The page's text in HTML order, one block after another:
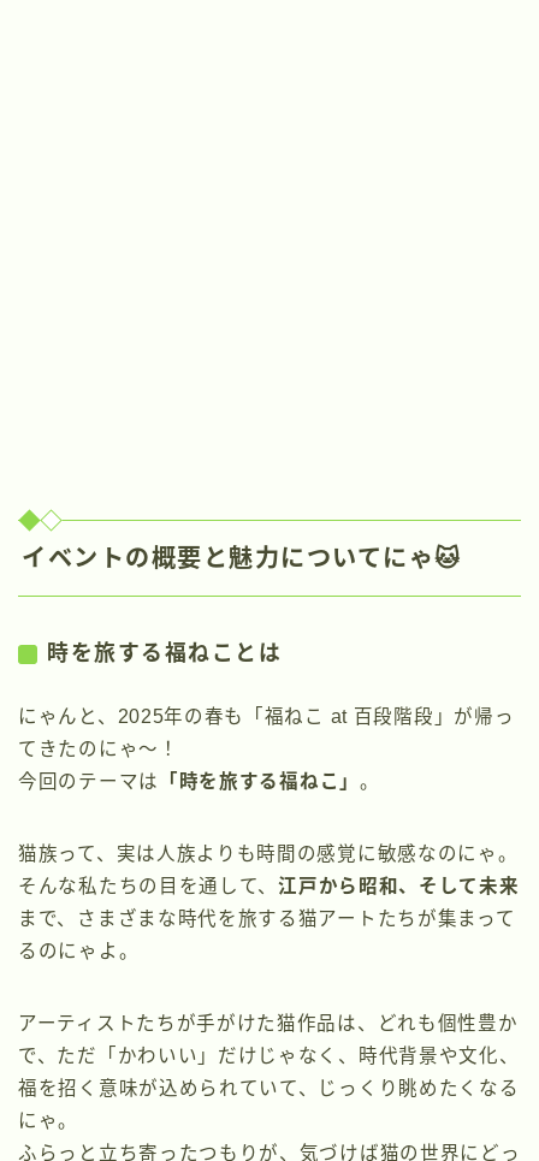
イベントの概要と魅力についてにゃ🐱
時を旅する福ねことは
にゃんと、2025年の春も「福ねこ at 百段階段」が帰っ
てきたのにゃ〜！
今回のテーマは
「時を旅する福ねこ」 。
猫族って、実は人族よりも時間の感覚に敏感なのにゃ。
そんな私たちの目を通して、江戸から昭和、そして未来
まで、さまざまな時代を旅する猫アートたちが集まって
るのにゃよ。
アーティストたちが手がけた猫作品は、どれも個性豊か
で、ただ「かわいい」だけじゃなく、時代背景や文化、
福を招く意味が込められていて、じっくり眺めたくなる
にゃ。
ふらっと立ち寄ったつもりが、気づけば猫の世界にどっ